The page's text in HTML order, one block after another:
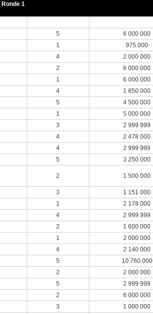
Ronde 1
5 6 000 000
1
975 000
4
2 000 000
2 6 000 000
1 6 000 000
4
1 850 000
5 4 500 000
1 5 000 000
3
2 999 999
4
2 478 000
4
2 999 999
5 3 250 000
2 1 500 000
3
1 151 000
1
2 178 000
4
2 999 999
2
1 600 000
1
2 000 000
4
2 140 000
5 10 760 000
2
2 000 000
5
2 999 999
2 6 000 000
3
1 000 000